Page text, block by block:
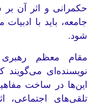
حکمرانی و اثر آن
جامعه، باید با
شود.
مقام معظم رهبری
نویسنده‌ای می‌گویند
این‌ها در ساخت
تلقی‌های اجتماعی،